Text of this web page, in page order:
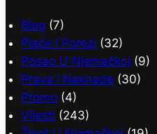
Blog (7)
Plaće I Porezi (32)
Posao U Njemačkoj (9)
Prava I Naknade (30)
Promo (4)
Vijesti (243)